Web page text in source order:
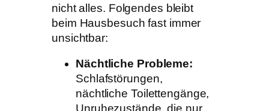
nicht alles. Folgendes bleibt
beim Hausbesuch fast immer
unsichtbar:
Nächtliche Probleme:
Schlafstörungen,
nächtliche Toilettengänge,